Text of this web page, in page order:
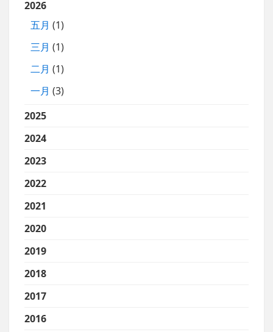
2026
五月 (1)
三月 (1)
二月 (1)
一月 (3)
2025
2024
2023
2022
2021
2020
2019
2018
2017
2016